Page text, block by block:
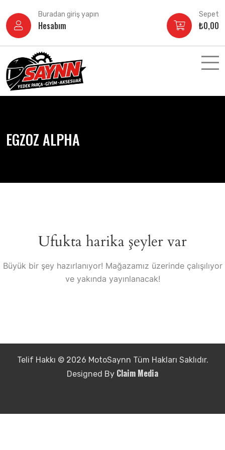
atla
Buradan giriş yapın
Hesabım
Sepet
₺0,00
EGZOZ ALPHA
Ufukta harika şeyler var
Büyük bir şey hazırlanıyor! Mağazamız üzerinde çalışılıyor
ve yakında yayınlanacak!
Telif Hakkı © 2026 MotoSaynn Tüm Hakları Saklıdır.
Designed By Claim Media